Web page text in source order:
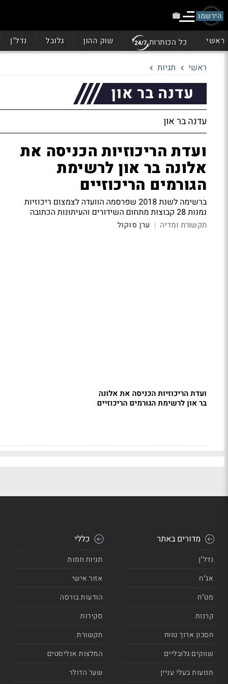
הירשמו
ראשי כל הכותרות שוק ההון גלובל נדל"ן
ראשי תגיות
עדנה בר און
עדנה בר און
ועדת הריכוזיות הכניסה את
אלונה בר און לרשימת
הגורמים הריכוזיים
ברשימה לשנת 2018 שפרסמה הוועדה לצמצום ריכוזיות
נמנות 28 קבוצות מתחום השידורים והעיתונות הכתובה
תקשורת ומדיה | ערן סוקול
ועדת הריכוזיות הכניסה את אלונה
בר און לרשימת הגורמים הריכוזיים
מדורים באתר
נדל"ן
אג"ח
מט"ח
קרנות
חסכון ארוך טווח
שווקים גלובליים
תנועות בעלי עניין
כללי
תגיות חמות
אזור אישי
הודעות בורסה
סקירות
תקשורת
המלצות אנליסטים
שער הדולר